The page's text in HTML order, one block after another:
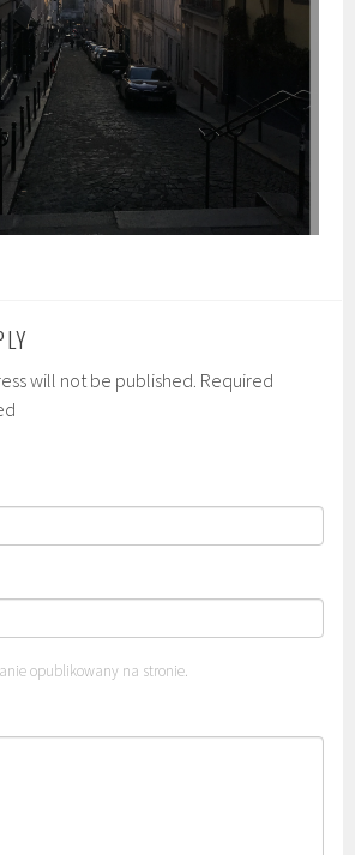
will not be published. Required
opublikowany na stronie.